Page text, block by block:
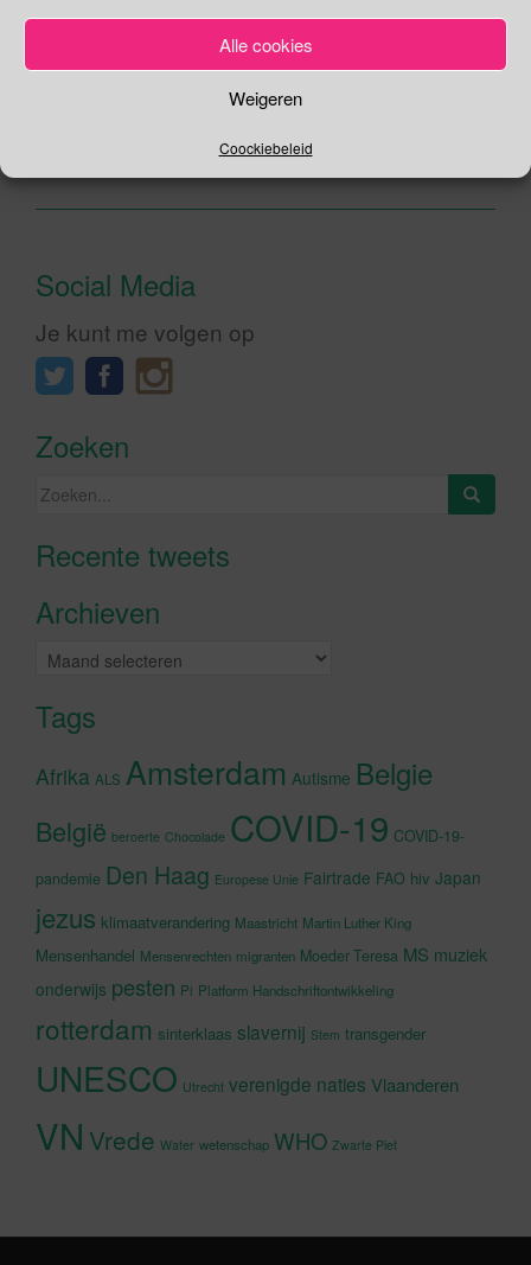
Alle cookies
Weigeren
Coockiebeleid
Dat is bijna 45% van het totaal aantal inwoners van
Nederland. Natuurlijk ligt het aantal lezers procentueel wel
hoger, want een kind van 3 zie ik eerlijk gezegd niet de […]
Social Media
Je kunt me volgen op
Zoeken
Zoeken
Recente tweetsKlik om marketing cookies te
Archieven
Archieven
Tags
Afrika ALS Amsterdam Autisme Belgie
België beroerte Chocolade COVID-19 COVID-19-
pandemie Den Haag Europese Unie Fairtrade FAO hiv Japan
jezus klimaatverandering Maastricht Martin Luther King
Mensenhandel Mensenrechten migranten Moeder Teresa MS muziek
onderwijs pesten Pi Platform Handschriftontwikkeling
rotterdam sinterklaas slavernij Stem transgender
UNESCO Utrecht verenigde naties Vlaanderen
VN Vrede Water wetenschap WHO Zwarte Piet